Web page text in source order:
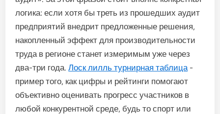
логика: если хотя бы треть из прошедших аудит
предприятий внедрит предложенные решения,
накопленный эффект для производительности
труда в регионе станет измеримым уже через
два-три года.Лоск лилль турнирная таблица -
пример того, как цифры и рейтинги помогают
объективно оценивать прогресс участников в
любой конкурентной среде, будь то спорт или